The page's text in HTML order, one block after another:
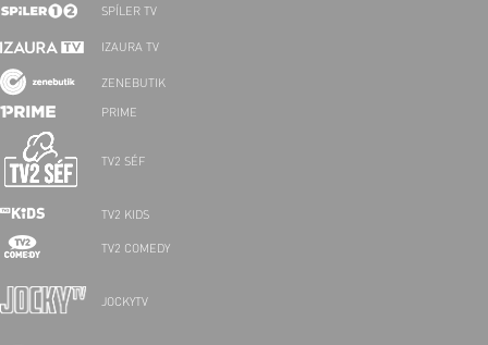
SPÍLER TV
IZAURA TV
ZENEBUTIK
PRIME
TV2 SÉF
TV2 KIDS
TV2 COMEDY
JOCKYTV